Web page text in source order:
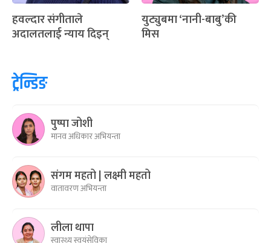
हवल्दार संगीताले
अदालतलाई न्याय दिइन्
युट्युबमा ‘नानी-बाबु’की
मिस
ट्रेन्डिङ
पुष्पा जोशी
मानव अधिकार अभियन्ता
संगम महतो | लक्ष्मी महतो
वातावरण अभियन्ता
लीला थापा